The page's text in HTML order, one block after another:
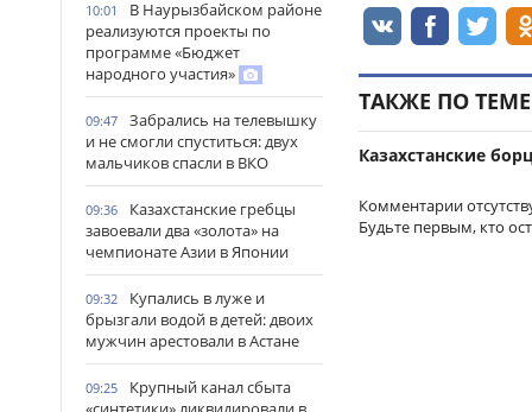
10:01
В Наурызбайском районе
реализуются проекты по
программе «Бюджет
народного участия»
09:47
Забрались на телевышку
и не смогли спуститься: двух
мальчиков спасли в ВКО
09:36
Казахстанские гребцы
завоевали два «золота» на
чемпионате Азии в Японии
09:32
Купались в луже и
брызгали водой в детей: двоих
мужчин арестовали в Астане
09:25
Крупный канал сбыта
ТАКЖЕ ПО ТЕМЕ
Казахстанские
Комментарии
Будьте первым, кто